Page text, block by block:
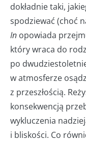
dokładnie taki,
spodziewać (choć
In opowiada
który wraca do
po
w atmosferze
z przeszłością.
konsekwencją
wykluczenia
i bliskości. Co